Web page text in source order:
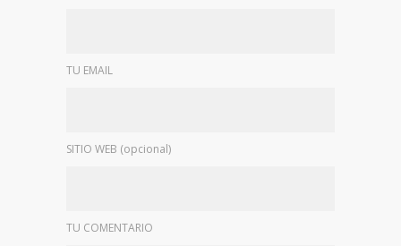
TU EMAIL
SITIO WEB (opcional)
TU COMENTARIO